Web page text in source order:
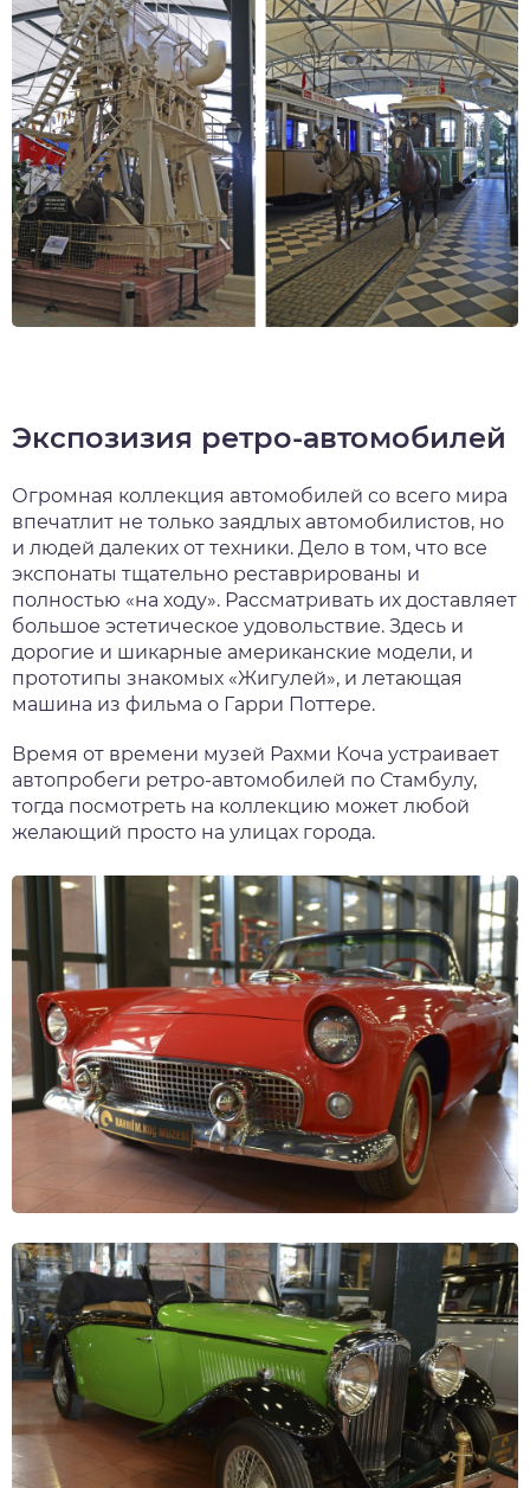
Экспозизия ретро-автомобилей
Огромная коллекция автомобилей со всего мира
впечатлит не только заядлых автомобилистов, но
и людей далеких от техники. Дело в том, что все
экспонаты тщательно реставрированы и
полностью «на ходу». Рассматривать их доставляет
большое эстетическое удовольствие. Здесь и
дорогие и шикарные американские модели, и
прототипы знакомых «Жигулей», и летающая
машина из фильма о Гарри Поттере.
Время от времени музей Рахми Коча устраивает
автопробеги ретро-автомобилей по Стамбулу,
тогда посмотреть на коллекцию может любой
желающий просто на улицах города.